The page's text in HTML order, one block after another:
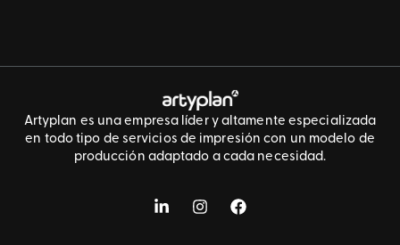
Artyplan es una empresa líder y altamente especializada
en todo tipo de servicios de impresión con un modelo de
producción adaptado a cada necesidad.